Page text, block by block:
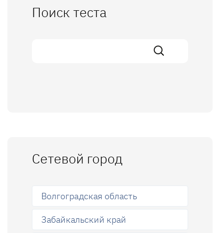
Поиск теста
Сетевой город
Волгоградская область
Забайкальский край